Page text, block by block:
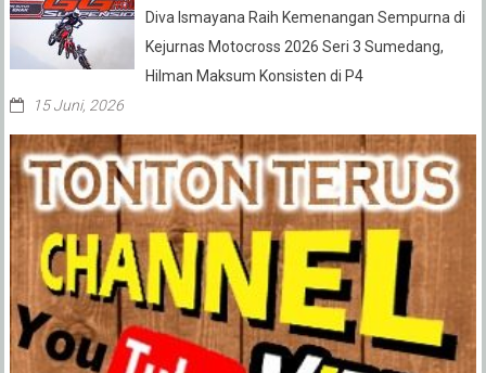
Diva Ismayana Raih Kemenangan Sempurna di
Kejurnas Motocross 2026 Seri 3 Sumedang,
Hilman Maksum Konsisten di P4
15 Juni, 2026